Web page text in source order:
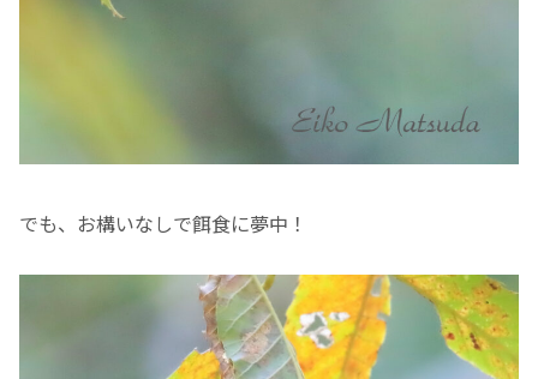
でも、お構いなしで餌食に夢中！